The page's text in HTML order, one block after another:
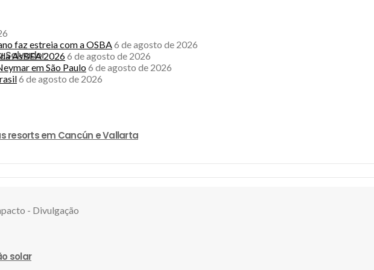
Salvador
resorts em Cancún e Vallarta
solar
faz estreia com a OSBA6 de agosto de 2026
AsBEA 20266 de agosto de 2026
em São Paulo6 de agosto de 2026
6 de agosto de 2026